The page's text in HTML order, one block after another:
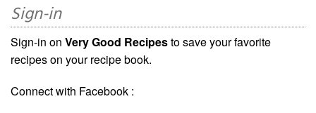
Sign-in
Sign-in on Very Good Recipesto save your favorite
recipes on your recipe book.
Connect with Facebook :